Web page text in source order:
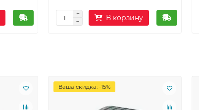
В корзину
Ваша скидка: -15%